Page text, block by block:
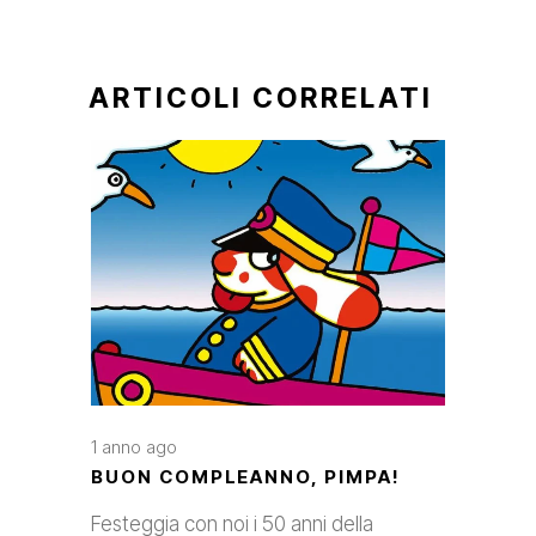
ARTICOLI CORRELATI
1 anno ago
BUON COMPLEANNO, PIMPA!
Festeggia con noi i 50 anni della